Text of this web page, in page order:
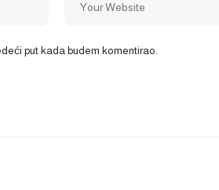
put kada budem komentirao.